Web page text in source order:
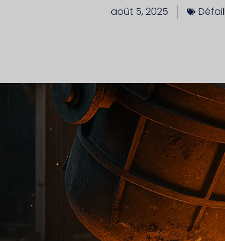
août 5, 2025